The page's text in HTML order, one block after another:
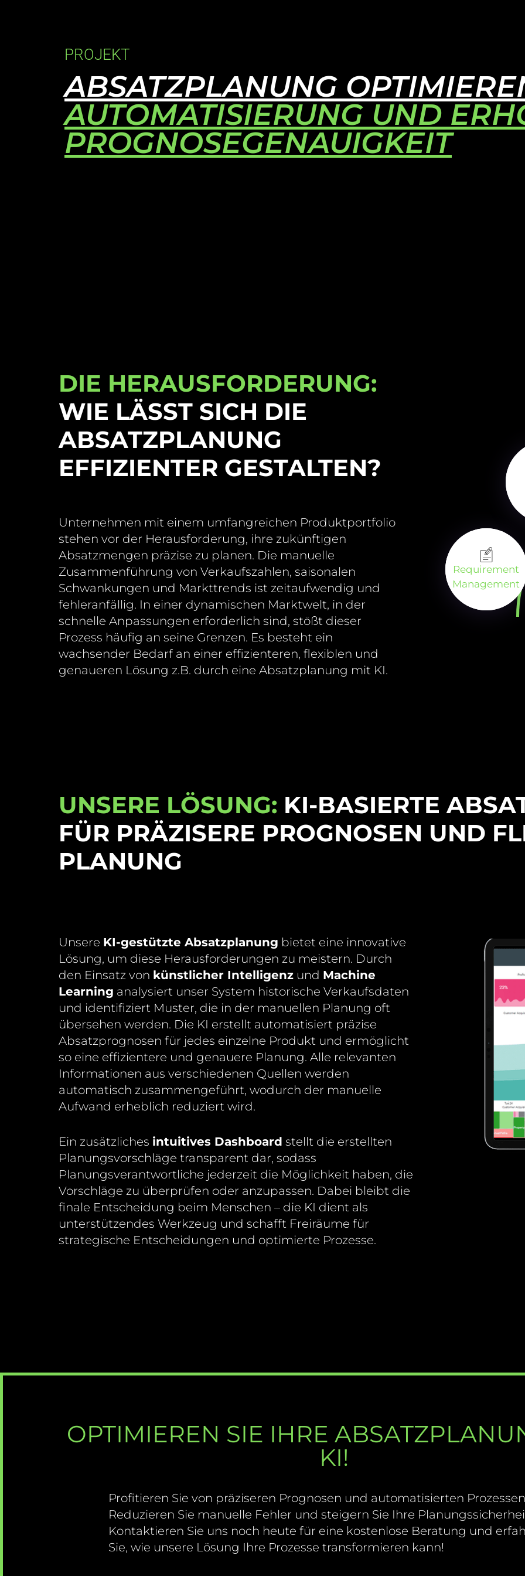
PROJEKT
ABSATZPLANUNG
AUTOMATISIERUNG UND
PROGNOSEGENAUIGKEIT
DIE HERAUSFORDERUNG:
WIE LÄSST SICH DIE
ABSATZPLANUNG
EFFIZIENTER GESTALTEN?
Unternehmen mit einem umfangreichen Produktportfolio
stehen vor der Herausforderung, ihre zukünftigen
Absatzmengen präzise zu planen. Die manuelle
Zusammenführung von Verkaufszahlen, saisonalen
Schwankungen und Markttrends ist zeitaufwendig und
fehleranfällig. In einer dynamischen Marktwelt, in der
schnelle Anpassungen erforderlich sind, stößt dieser
Prozess häufig an seine Grenzen. Es besteht ein
wachsender Bedarf an einer effizienteren, flexiblen und
genaueren Lösung z.B. durch eine Absatzplanung mit KI.
Requirement
Management
UNSERE LÖSUNG: KI-BASIERTE
FÜR PRÄZISERE PROGNOSEN UND
PLANUNG
Unsere KI-gestützte Absatzplanung bietet eine innovative
Lösung, um diese Herausforderungen zu meistern. Durch
den Einsatz von künstlicher Intelligenz und Machine
Learning analysiert unser System historische Verkaufsdaten
und identifiziert Muster, die in der manuellen Planung oft
übersehen werden. Die KI erstellt automatisiert präzise
Absatzprognosen für jedes einzelne Produkt und ermöglicht
so eine effizientere und genauere Planung. Alle relevanten
Informationen aus verschiedenen Quellen werden
automatisch zusammengeführt, wodurch der manuelle
Aufwand erheblich reduziert wird.
Ein zusätzliches intuitives Dashboard stellt die erstellten
Planungsvorschläge transparent dar, sodass
Planungsverantwortliche jederzeit die Möglichkeit haben, die
Vorschläge zu überprüfen oder anzupassen. Dabei bleibt die
finale Entscheidung beim Menschen – die KI dient als
unterstützendes Werkzeug und schafft Freiräume für
strategische Entscheidungen und optimierte Prozesse.
OPTIMIEREN SIE IHRE
KI!
Profitieren Sie von präziseren Prognosen und automatisierten
Reduzieren Sie manuelle Fehler und steigern Sie Ihre
Kontaktieren Sie uns noch heute für eine kostenlose Beratung und
Sie, wie unsere Lösung Ihre Prozesse transformieren kann!